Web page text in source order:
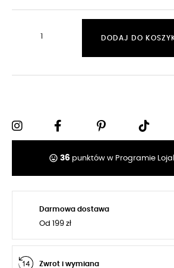
DODAJ DO
tag_faces 36punktów w Programie
Darmowa dostawa
Od 199 zł
Zwrot i wymiana